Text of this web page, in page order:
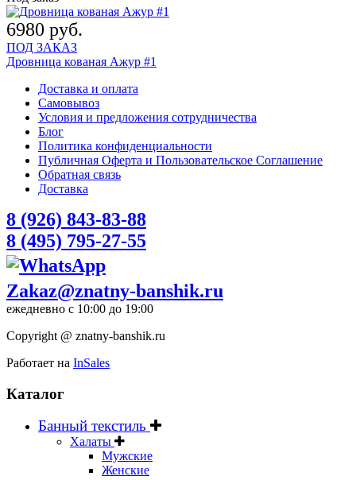
6980 руб.
ПОД ЗАКАЗ
Дровница кованая Ажур #1
Доставка и оплата
Самовывоз
Условия и предложения сотрудничества
Блог
Политика конфиденциальности
Публичная Оферта и Пользовательское Соглашение
Обратная связь
Доставка
8 (926) 843-83-88
8 (495) 795-27-55
Zakaz@znatny-banshik.ru
ежедневно с 10:00 до 19:00
Copyright @ znatny-banshik.ru
Работает на InSales
Каталог
Банный текстиль
Халаты
Мужские
Женские